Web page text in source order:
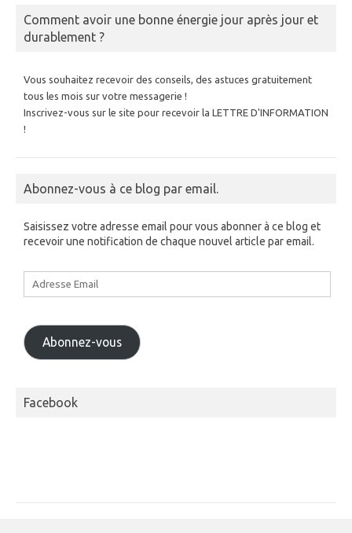
Comment avoir une bonne énergie jour après jour et
durablement ?
Vous souhaitez recevoir des conseils, des astuces gratuitement
tous les mois sur votre messagerie !
Inscrivez-vous sur le site pour recevoir la LETTRE D'INFORMATION
!
Abonnez-vous à ce blog par email.
Saisissez votre adresse email pour vous abonner à ce blog et
recevoir une notification de chaque nouvel article par email.
Adresse
Abonnez-vous
Facebook